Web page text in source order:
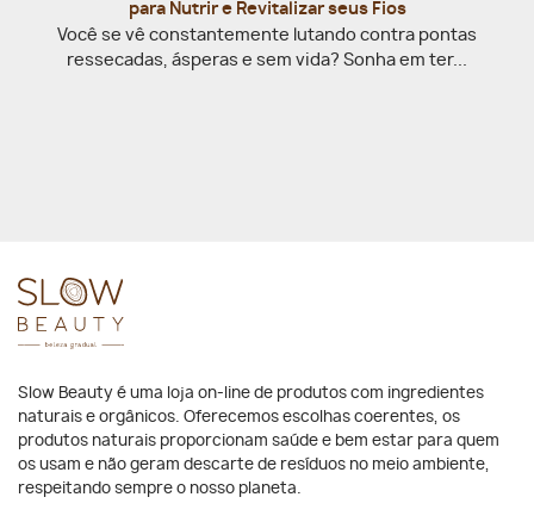
para Nutrir e Revitalizar seus Fios
Você se vê constantemente lutando contra pontas
ressecadas, ásperas e sem vida? Sonha em ter...
Slow Beauty é uma loja on-line de produtos com ingredientes
naturais e orgânicos. Oferecemos escolhas coerentes, os
produtos naturais proporcionam saúde e bem estar para quem
os usam e não geram descarte de resíduos no meio ambiente,
respeitando sempre o nosso planeta.